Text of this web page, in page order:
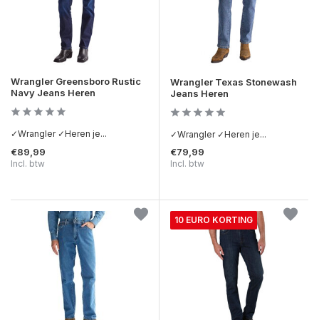
Wrangler Greensboro Rustic
Navy Jeans Heren
✓Wrangler ✓Heren je...
€89,99
Incl. btw
Wrangler Texas Stonewash
Jeans Heren
✓Wrangler ✓Heren je...
€79,99
Incl. btw
10 EURO KORTING